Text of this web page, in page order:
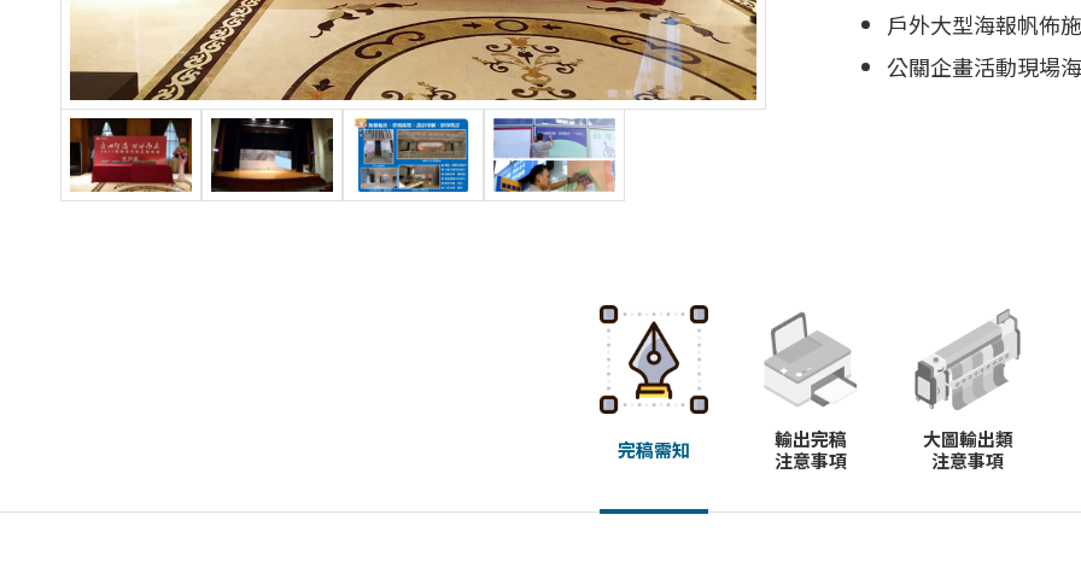
戶外大型海報帆佈
公關企畫活動現場
完稿需知
輸出完稿
注意事項
大圖輸出類
注意事項